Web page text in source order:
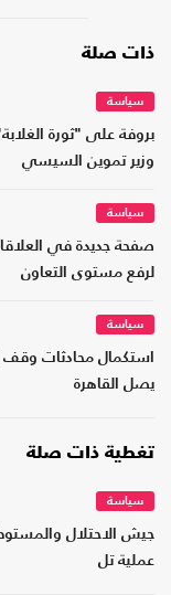
ذات صلة
سياسة
بروفة على "ثورة
وزير تموين السيسي
سياسة
صفحة جديدة في العلاقات
لرفع مستوى التعاون
سياسة
استكمال محادثات وقف
يصل القاهرة
تغطية ذات صلة
سياسة
جيش الاحتلال
عملية تل